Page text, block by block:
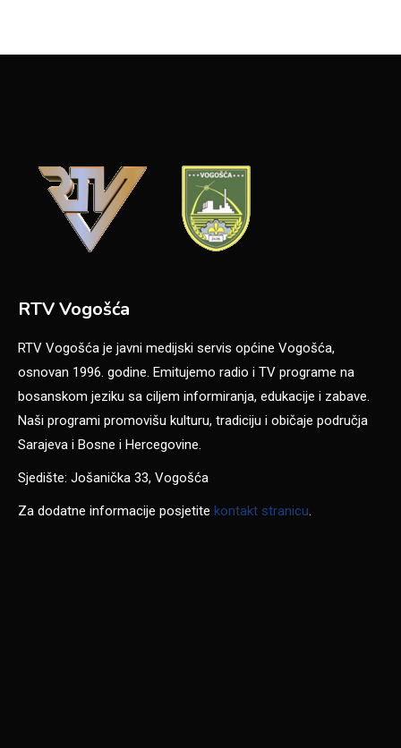
RTV Vogošća
RTV Vogošća je javni medijski servis općine Vogošća,
osnovan 1996. godine. Emitujemo radio i TV programe na
bosanskom jeziku sa ciljem informiranja, edukacije i zabave.
Naši programi promovišu kulturu, tradiciju i običaje područja
Sarajeva i Bosne i Hercegovine.
Sjedište: Jošanička 33, Vogošća
Za dodatne informacije posjetite kontakt stranicu.